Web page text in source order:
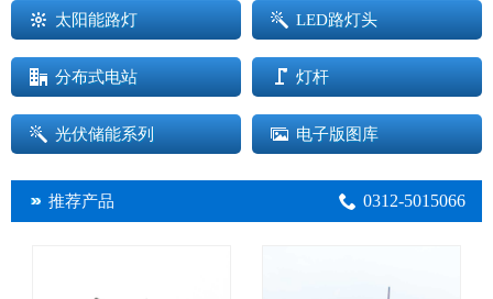
太阳能路灯 LED路灯头
分布式电站 灯杆
光伏储能系列 电子版图库
推荐产品 0312-5015066